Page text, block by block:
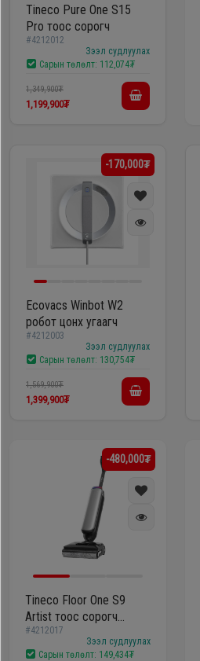
Tineco Pure One S15
Pro тоос сорогч
#4212012
Зээл судлуулах
Сарын төлөлт: 112,074₮
1,349,900₮
1,199,900₮
-170,000₮
Ecovacs Winbot W2
робот цонх угаагч
#4212003
Зээл судлуулах
Сарын төлөлт: 130,754₮
1,569,900₮
1,399,900₮
-480,000₮
Tineco Floor One S9
Artist тоос сорогч
болон шал угаагч
#4212017
Зээл судлуулах
Сарын төлөлт: 149,434₮